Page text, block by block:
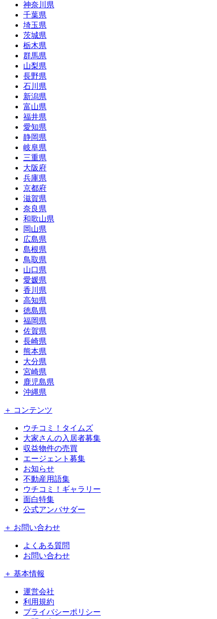
神奈川県
千葉県
埼玉県
茨城県
栃木県
群馬県
山梨県
長野県
石川県
新潟県
富山県
福井県
愛知県
静岡県
岐阜県
三重県
大阪府
兵庫県
京都府
滋賀県
奈良県
和歌山県
岡山県
広島県
島根県
鳥取県
山口県
愛媛県
香川県
高知県
徳島県
福岡県
佐賀県
長崎県
熊本県
大分県
宮崎県
鹿児島県
沖縄県
＋ コンテンツ
ウチコミ！タイムズ
大家さんの入居者募集
収益物件の売買
エージェント募集
お知らせ
不動産用語集
ウチコミ！ギャラリー
面白特集
公式アンバサダー
＋ お問い合わせ
よくある質問
お問い合わせ
＋ 基本情報
運営会社
利用規約
プライバシーポリシー